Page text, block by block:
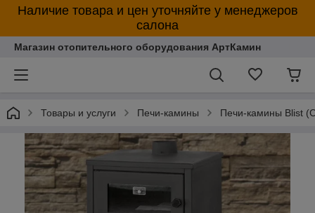
Наличие товара и цен уточняйте у менеджеров
салона
Магазин отопительного оборудования АртКамин
Товары и услуги Печи-камины Печи-камины Blist